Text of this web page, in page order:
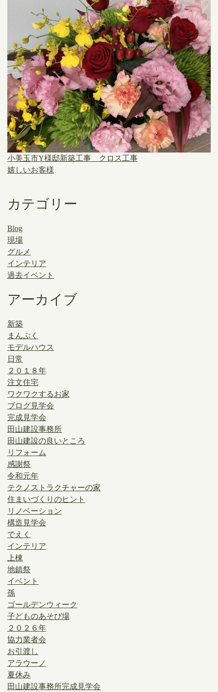
小美玉市Y様邸新築工事 クロス工事
嬉しいお客様
カテゴリー
Blog
現場
グルメ
インテリア
過去イベント
アーカイブ
新築
まんぷく
モデルハウス
日常
２０１８年
注文住宅
ワクワクするお家
ブログ見学会
完成見学会
田山建設事務所
田山建設の良いところ
リフォーム
感謝祭
令和元年
テクノストラクチャーの家
住まいづくりのヒント
リノベーション
構造見学会
でえく
インテリア
上棟
地鎮祭
イベント
孫
ゴールデンウィーク
子どものあそび場
２０２６年
協力業者会
お引渡し
アラウーノ
夏休み
田山建設事務所完成見学会